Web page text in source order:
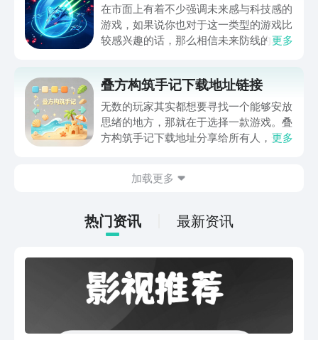
在市面上有着不少强调未来感与科技感的
游戏，如果说你也对于这一类型的游戏比
较感兴趣的话，那么相信未来防线的名字
关链接，在最近这款游戏的热度非常之
高，无论是先进前卫的背景设定，还是紧
张有趣的战斗玩法，都吸引着不少同学的
关注，你是否也想要提前进行预约，方便
更多
叠方构筑手记下载地址链接
无数的玩家其实都想要寻找一个能够安放
思绪的地方，那就在于选择一款游戏。叠
方构筑手记下载地址分享给所有人，这一
情。如果大家想要下载这款游戏，其实方
下游戏的主要乐趣吧。
更多
加载更多
热门资讯 最新资讯